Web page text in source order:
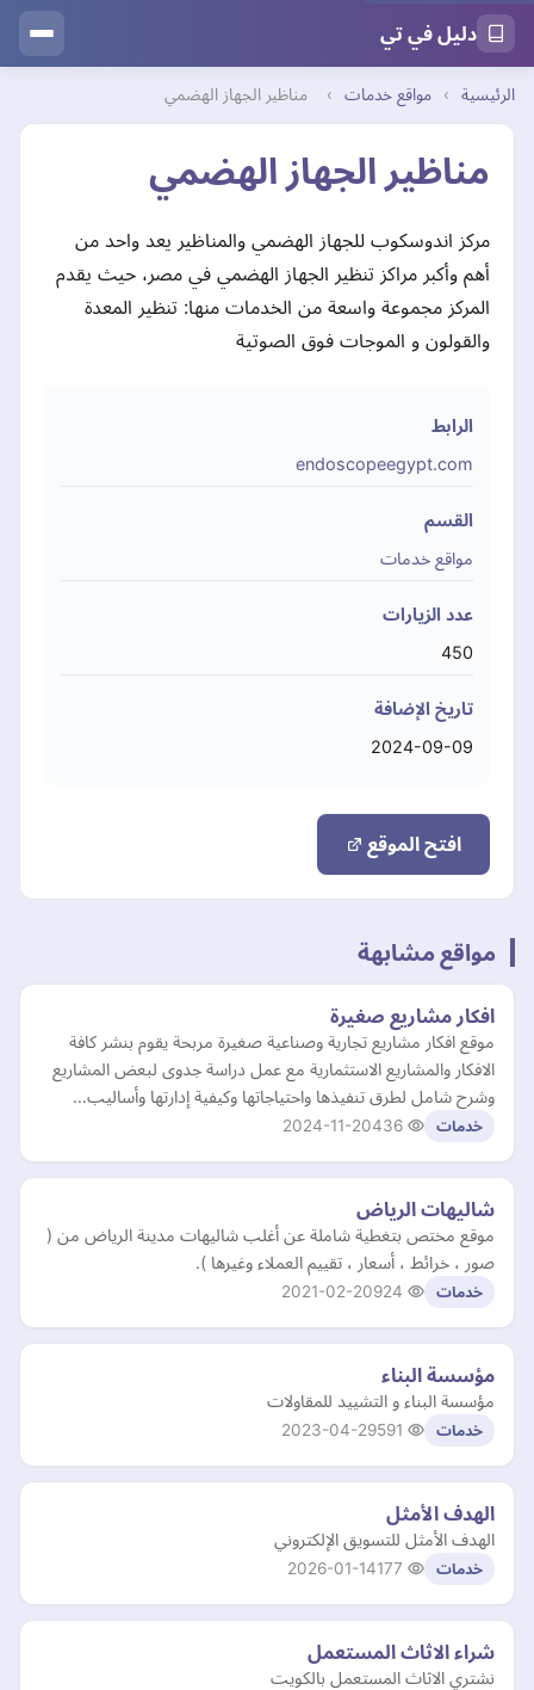
دليل في تي
الرئيسية › مواقع خدمات › مناظير الجهاز الهضمي
مناظير الجهاز الهضمي
مركز اندوسكوب للجهاز الهضمي والمناظير يعد واحد من
أهم وأكبر مراكز تنظير الجهاز الهضمي في مصر، حيث يقدم
المركز مجموعة واسعة من الخدمات منها: تنظير المعدة
والقولون و الموجات فوق الصوتية
الرابط
endoscopeegypt.com
القسم
مواقع خدمات
عدد الزيارات
450
تاريخ الإضافة
2024-09-09
افتح الموقع
مواقع مشابهة
افكار مشاريع صغيرة
موقع افكار مشاريع تجارية وصناعية صغيرة مربحة يقوم بنشر كافة
الافكار والمشاريع الاستثمارية مع عمل دراسة جدوى لبعض المشاريع
وشرح شامل لطرق تنفيذها واحتياجاتها وكيفية إدارتها وأساليب…
خدمات 2024-11-20
شاليهات الرياض
موقع مختص بتغطية شاملة عن أغلب شاليهات مدينة الرياض من (
صور ، خرائط ، أسعار ، تقييم العملاء وغيرها ).
خدمات 2021-02-20
مؤسسة البناء
مؤسسة البناء و التشييد للمقاولات
خدمات 2023-04-29
الهدف الأمثل
الهدف الأمثل للتسويق الإلكتروني
خدمات 2026-01-14
شراء الاثاث المستعمل
نشتري الاثاث المستعمل بالكويت